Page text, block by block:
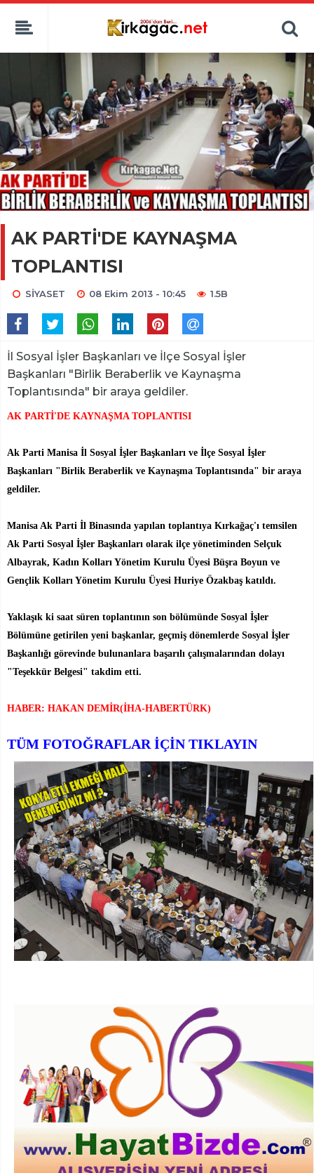
AK PARTİ'DE KAYNAŞMA
TOPLANTISI
SİYASET 08 Ekim 2013 - 10:45 1.5B
İl Sosyal İşler Başkanları ve İlçe Sosyal İşler
Başkanları "Birlik Beraberlik ve Kaynaşma
Toplantısında" bir araya geldiler.
AK PARTİ'DE KAYNAŞMA TOPLANTISI
Ak Parti Manisa İl Sosyal İşler Başkanları ve İlçe Sosyal İşler
Başkanları "Birlik Beraberlik ve Kaynaşma Toplantısında" bir araya
geldiler.
Manisa Ak Parti İl Binasında yapılan toplantıya Kırkağaç'ı temsilen
Ak Parti Sosyal İşler Başkanları olarak ilçe yönetiminden Selçuk
Albayrak, Kadın Kolları Yönetim Kurulu Üyesi Büşra Boyun ve
Gençlik Kolları Yönetim Kurulu Üyesi Huriye Özakbaş katıldı.
Yaklaşık ki saat süren toplantının son bölümünde Sosyal İşler
Bölümüne getirilen yeni başkanlar, geçmiş dönemlerde Sosyal İşler
Başkanlığı görevinde bulunanlara başarılı çalışmalarından dolayı
"Teşekkür Belgesi" takdim etti.
HABER: HAKAN DEMİR(İHA-HABERTÜRK)
TÜM FOTOĞRAFLAR İÇİN TIKLAYIN